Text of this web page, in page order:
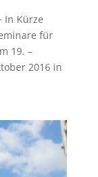
In Kürze
für
19. –
2016 in